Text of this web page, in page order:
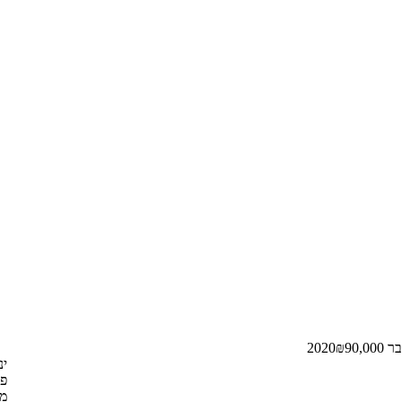
₪90,000